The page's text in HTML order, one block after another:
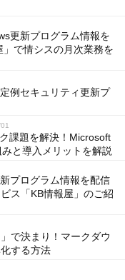
更新プログラム情報を
で情シスの月次業務を
例セキュリティ更新プ
課題を解決！Microsoft
と導入メリットを解説
プログラム情報を配信
ス「KB情報屋」のご紹
で決まり！マークダウ
する方法